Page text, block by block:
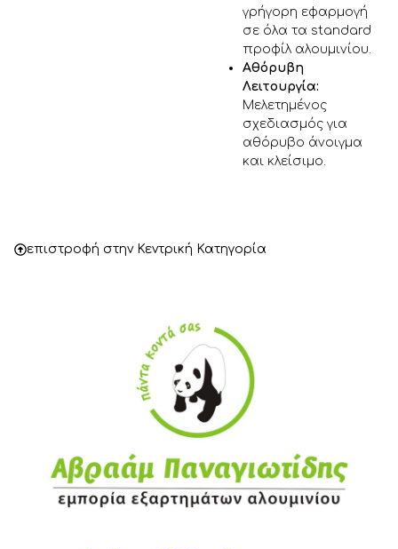
γρήγορη εφαρμογή
σε όλα τα standard
προφίλ αλουμινίου.
Αθόρυβη
Λειτουργία:
Μελετημένος
σχεδιασμός για
αθόρυβο άνοιγμα
και κλείσιμο.
επιστροφή στην Κεντρική Κατηγορία